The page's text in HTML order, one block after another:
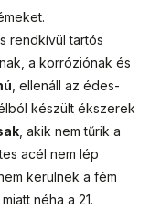
rendkívül tartós
a korróziónak és
, ellenáll az édes-
készült ékszerek
, akik nem tűrik a
acél nem lép
kerülnek a fém
néha a 21.